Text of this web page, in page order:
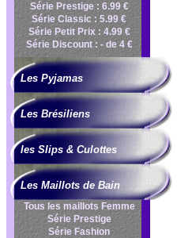
Série Prestige : 6.99 €
Série Classic : 5.99 €
Série Petit Prix : 4.99 €
Série Discount : - de 4 €
Les Pyjamas
Les Brésiliens
les Slips & Culottes
Les Maillots de Bain
Tous les maillots Femme
Série Prestige
Série Fashion